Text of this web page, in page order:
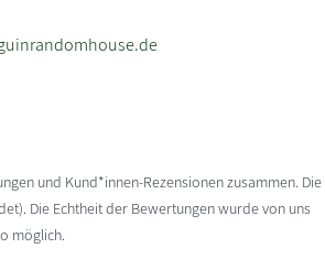
und Kund*innen-Rezensionen zusammen. Die
Die Echtheit der Bewertungen wurde von uns
möglich.